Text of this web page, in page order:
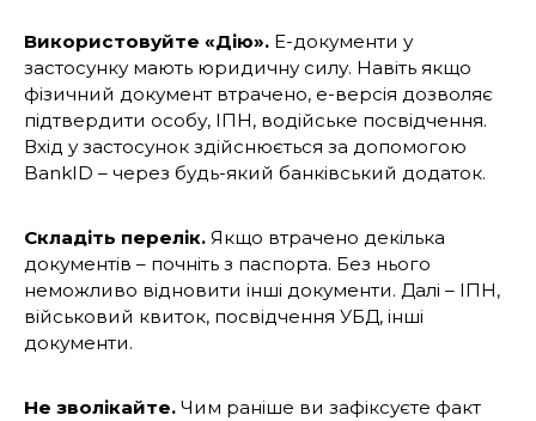
Використовуйте «Дію». Е-документи у
застосунку мають юридичну силу. Навіть якщо
фізичний документ втрачено, е-версія дозволяє
підтвердити особу, ІПН, водійське посвідчення.
Вхід у застосунок здійснюється за допомогою
BankID – через будь-який банківський додаток.
Складіть перелік. Якщо втрачено декілька
документів – почніть з паспорта. Без нього
неможливо відновити інші документи. Далі – ІПН,
військовий квиток, посвідчення УБД, інші
документи.
Не зволікайте. Чим раніше ви зафіксуєте факт